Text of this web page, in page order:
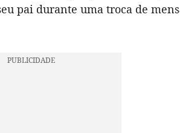
pai durante uma troca de